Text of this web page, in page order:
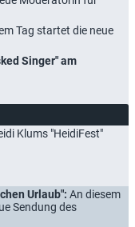
Tag startet die neue
Singer" am
Klums "HeidiFest"
Urlaub": An diesem
Sendung des